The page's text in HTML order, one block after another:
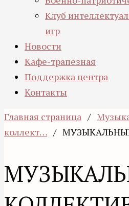
Клуб
игр
Новости
Кафе-трапезная
Поддержка центра
Контакты
Главная страница /
коллект… /